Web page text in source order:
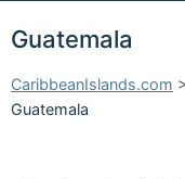
Guatemala
CaribbeanIslands.com >
Guatemala